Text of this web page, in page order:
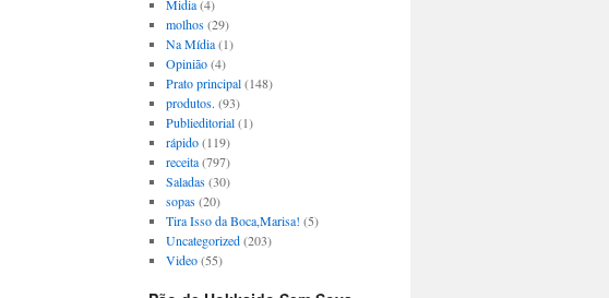
Midia(4)
molhos(29)
Na Mídia(1)
Opinião(4)
Prato principal(148)
produtos. (93)
Publieditorial(1)
rápido(119)
receita(797)
Saladas(30)
sopas(20)
Tira Isso da Boca,Marisa! (5)
Uncategorized(203)
Video(55)